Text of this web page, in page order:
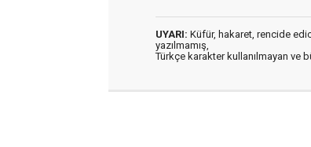
UYARI: Küfür, hakaret, rencide
yazılmamış,
Türkçe karakter kullanılmayan ve